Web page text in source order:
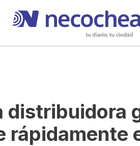
distribuidora
rápidamente